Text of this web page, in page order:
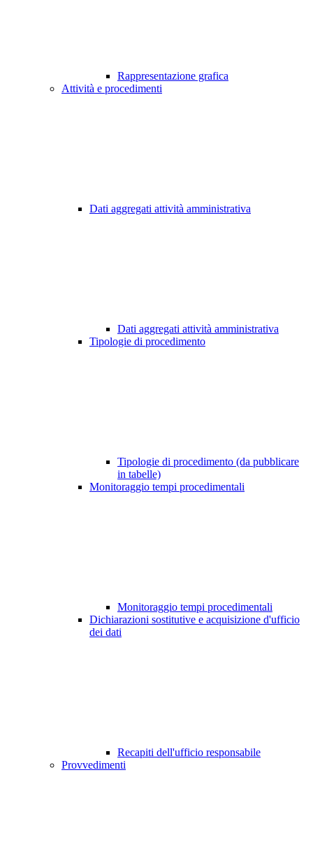
Rappresentazione grafica
Attività e procedimenti
Dati aggregati attività amministrativa
Dati aggregati attività amministrativa
Tipologie di procedimento
Tipologie di procedimento (da pubblicare
in tabelle)
Monitoraggio tempi procedimentali
Monitoraggio tempi procedimentali
Dichiarazioni sostitutive e acquisizione d'ufficio
dei dati
Recapiti dell'ufficio responsabile
Provvedimenti